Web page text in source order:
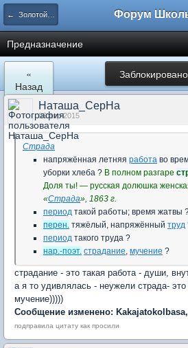
← Золотой фонд форума Форум
Предназначение
Заблокировано
«
Назад
Наташа_СерНа
06 апр 2015
Страда
напряжённая летняя работа во
уборки хлеба ? В полном разгаре
Доля ты! — русская долюшка
«Страда», 1863 г.
период такой работы; время жатвы
перен. тяжёлый, напряжённый труд
период такого труда ?
нар.-поэт. страдание, мучение ?
страдание - это такая работа - души,
а я то удивлялась - неужели страда-
мучение)))))
Сообщение изменено:
подправила цитату как просили